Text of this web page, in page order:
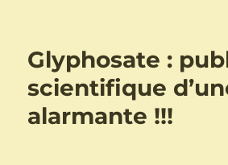
et
ELISA
Glyphosate :
scientifique
alarmante !!!